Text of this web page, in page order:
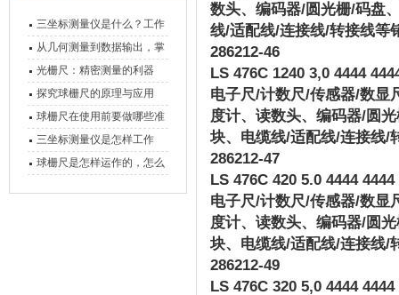
三坐标测量仪是什么？工作
原理、分类与核心功能一次
讲清
从几何测量到数据输出，掌
握万濠影像测量仪的六大核
心能力
光栅尺：精密测量的利器
探究球栅尺的原理与应用
球栅尺在使用前要做哪些准
备工作？
三坐标测量仪是怎样工作
的，功能有什么优势？
球栅尺是怎样运作的，怎么
数头、编码器/圆光栅/码盘
线/适配线/连接线/转接线等
286212-46
LS 476C 1240 3,0 4444
电子尺/计数尺/传感器/数显
度计、读数头、编码器/圆
块、电缆线/适配线/连接线/
286212-47
LS 476C 420 5.0 4444
电子尺/计数尺/传感器/数显
度计、读数头、编码器/圆
块、电缆线/适配线/连接线/
286212-49
LS 476C 320 5,0 4444